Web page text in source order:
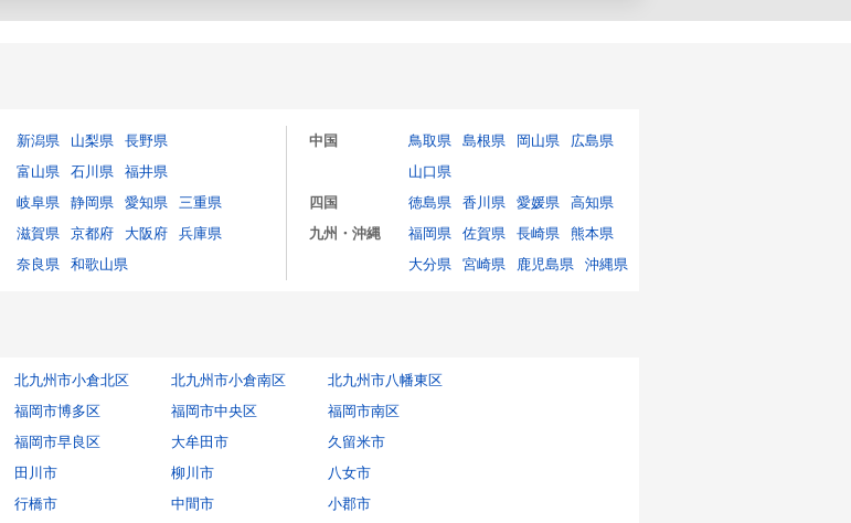
新潟県 山梨県
長野県
富山県 石川県
福井県
岐阜県 静岡県 愛知県
三重県
滋賀県 京都府 大阪府
兵庫県
奈良県
和歌山県
中国 鳥取県 島根県 岡山県
広島県
山口県
四国
徳島県 香川県 愛媛県
高知県
九州・沖縄
福岡県 佐賀県 長崎県
熊本県
大分県
宮崎県 鹿児島県 沖縄県
北九州市小倉北区 北九州市小倉南区
北九州市八幡東区
福岡市博多区 福岡市中央区
福岡市南区
福岡市早良区 大牟田市
久留米市
田川市 柳川市
八女市
行橋市 中間市
小郡市